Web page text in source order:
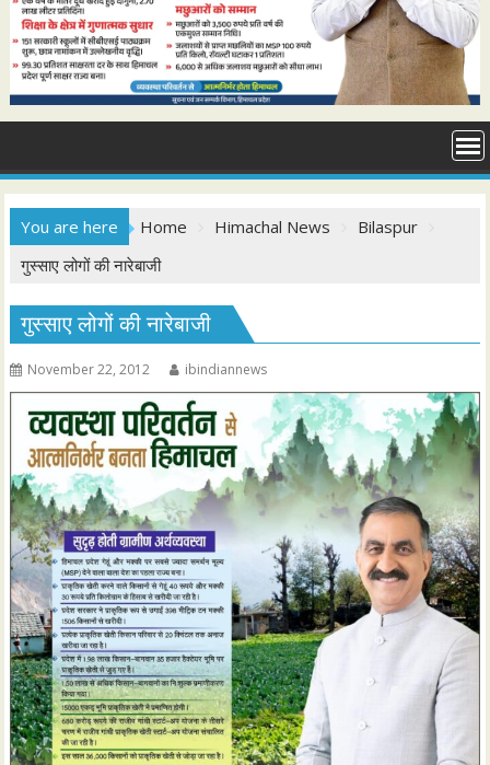
You are here Home Himachal News
Bilaspur
गुस्साए लोगों की नारेबाजी
गुस्साए लोगों की नारेबाजी
November 22, 2012 ibindiannews